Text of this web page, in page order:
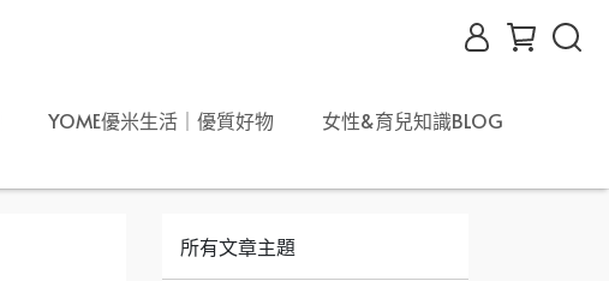
YOME優米生活｜優質好物
女性&育兒知識BLOG
所有文章主題